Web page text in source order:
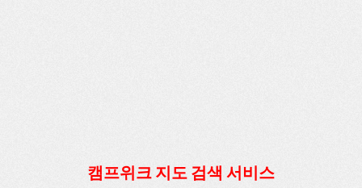
캠프위크 지도 검색 서비스